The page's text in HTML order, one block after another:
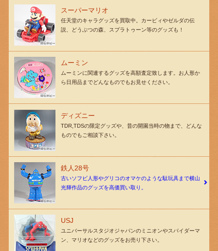
スーパーマリオ
任天堂のキャラグッズを買取中。カービィやゼルダの伝
説、どうぶつの森、スプラトゥーン等のグッズも！
ムーミン
ムーミンに関連するグッズを高額査定致します。お人形か
ら日用品までどんなものでもお見せください。
ディズニー
TDR,TDSの限定グッズや、昔の開園当時の物まで、どんな
ものでもご相談下さい。
鉄人28号
古いソフビ人形やグリコのオマケのような駄玩具まで横山
光輝作品のグッズを高価買い取り。
USJ
ユニバーサルスタジオジャパンのミニオンやスパイダーマ
ン、マリオなどのグッズをお売り下さい。